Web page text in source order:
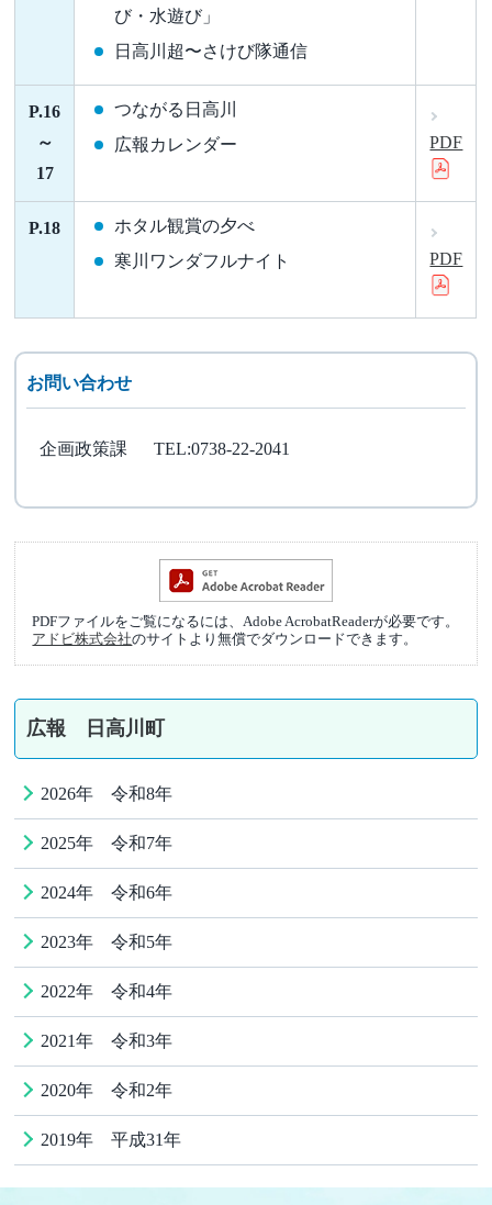
び・水遊び」
日高川超〜さけび隊通信
P.16
～
17
つながる日高川
広報カレンダー
PDF
P.18
ホタル観賞の夕べ
寒川ワンダフルナイト
PDF
お問い合わせ
企画政策課 TEL:0738-22-2041
PDFファイルをご覧になるには、Adobe AcrobatReaderが必要です。
アドビ株式会社のサイトより無償でダウンロードできます。
広報 日高川町
2026年 令和8年
2025年 令和7年
2024年 令和6年
2023年 令和5年
2022年 令和4年
2021年 令和3年
2020年 令和2年
2019年 平成31年